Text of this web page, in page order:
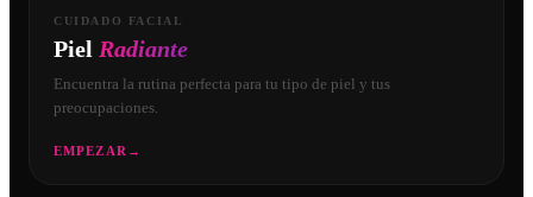
CUIDADO FACIAL
Piel Radiante
Encuentra la rutina perfecta para tu tipo de piel y tus
preocupaciones.
EMPEZAR →